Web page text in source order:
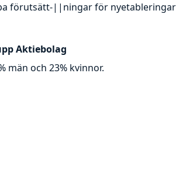
förutsätt-||ningar för
Aktiebolag
män och 23% kvinnor.